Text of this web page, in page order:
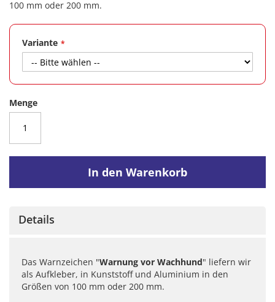
100 mm oder 200 mm.
Variante
Menge
In den Warenkorb
Details
Das Warnzeichen "Warnung vor Wachhund" liefern wir
als Aufkleber, in Kunststoff und Aluminium in den
Größen von 100 mm oder 200 mm.